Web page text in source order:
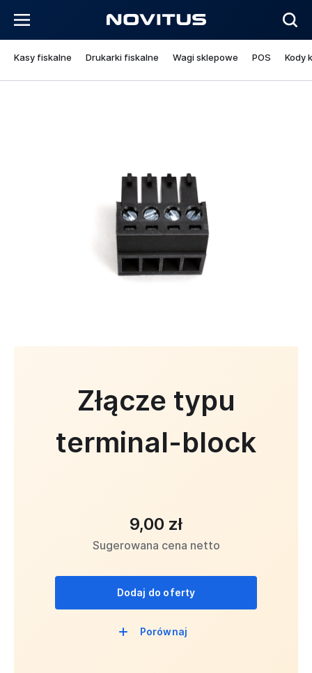
Kasy fiskalne Drukarki fiskalne Wagi sklepowe POS Kody
Złącze typu
terminal-block
9,00 zł
Sugerowana cena netto
Dodaj do oferty
Porównaj